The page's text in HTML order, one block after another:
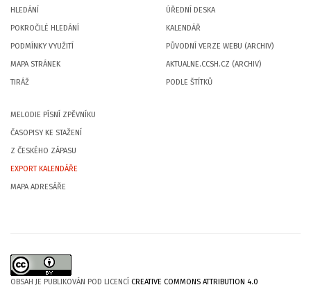
HLEDÁNÍ
POKROČILÉ HLEDÁNÍ
PODMÍNKY VYUŽITÍ
MAPA STRÁNEK
TIRÁŽ
ÚŘEDNÍ DESKA
KALENDÁŘ
PŮVODNÍ VERZE WEBU (ARCHIV)
AKTUALNE.CCSH.CZ (ARCHIV)
PODLE ŠTÍTKŮ
MELODIE PÍSNÍ ZPĚVNÍKU
ČASOPISY KE STAŽENÍ
Z ČESKÉHO ZÁPASU
EXPORT KALENDÁŘE
MAPA ADRESÁŘE
OBSAH JE PUBLIKOVÁN POD LICENCÍ CREATIVE COMMONS ATTRIBUTION 4.0